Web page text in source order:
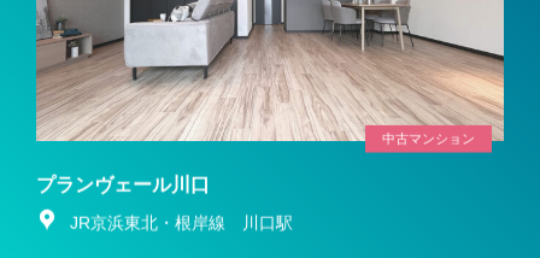
中古マンション
プランヴェール川口
JR京浜東北・根岸線 川口駅